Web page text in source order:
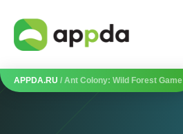
APPDA.RU / Ant Colony: Wild Forest Game